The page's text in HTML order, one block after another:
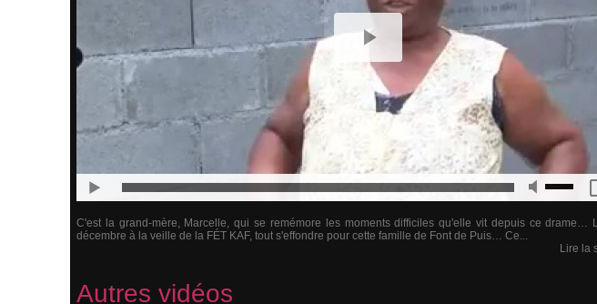
C'est la grand-mère, Marcelle, qui se remémore les moments difficiles qu'elle vit depuis ce drame…
décembre à la veille de la FÉT KAF, tout s'effondre pour cette famille de Font de Puis… Ce...
Lire la
Autres vidéos